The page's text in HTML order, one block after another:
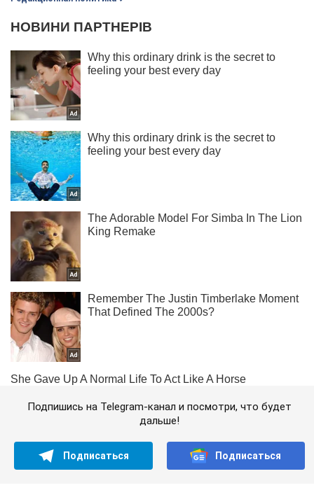
Подпишись на Telegram-канал и посмотри, что будет
дальше!
Подписаться Подписаться